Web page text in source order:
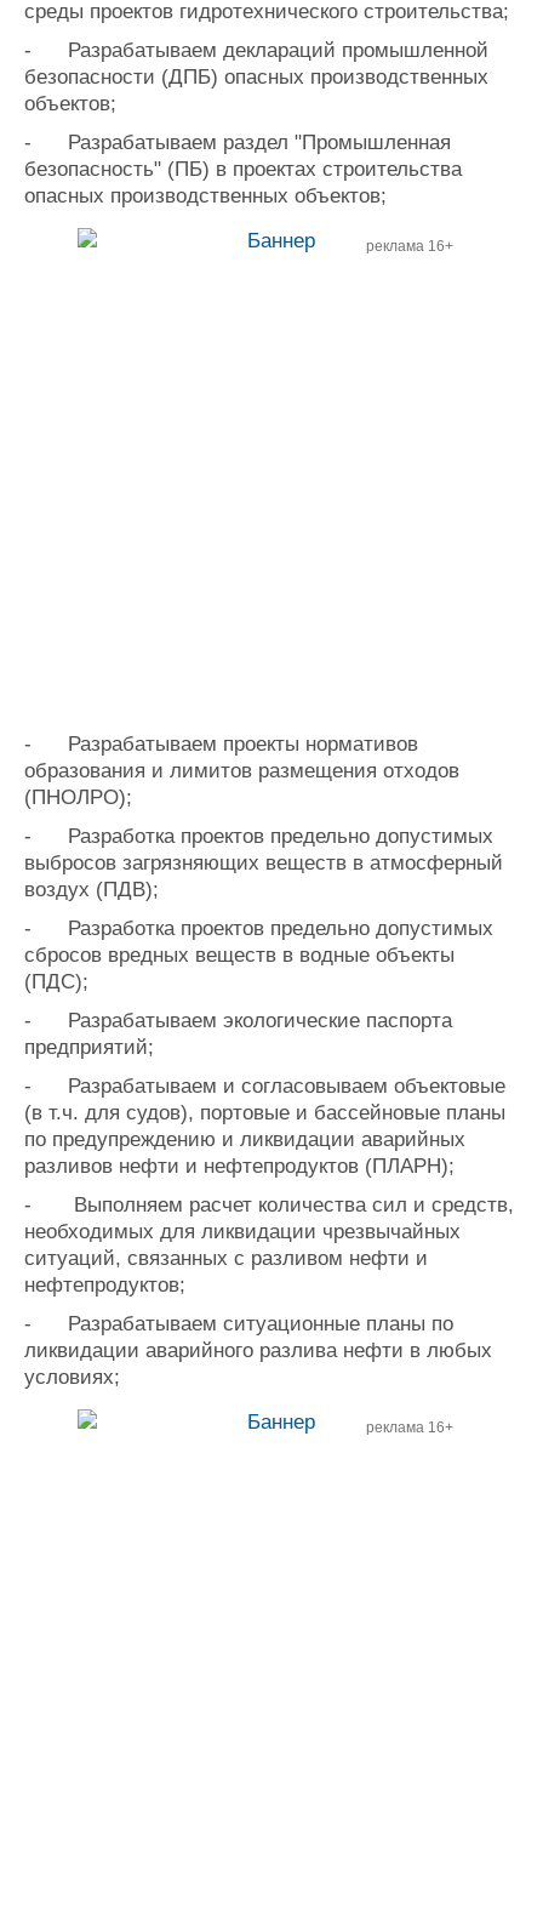
среды проектов гидротехнического строительства;
-
Разрабатываем деклараций промышленной
безопасности (ДПБ) опасных производственных
объектов;
-
Разрабатываем раздел "Промышленная
безопасность" (ПБ) в проектах строительства
опасных производственных объектов;
реклама 16+
-
Разрабатываем проекты нормативов
образования и лимитов размещения отходов
(ПНОЛРО);
-
Разработка проектов предельно допустимых
выбросов загрязняющих веществ в атмосферный
воздух (ПДВ);
-
Разработка проектов предельно допустимых
сбросов вредных веществ в водные объекты
(ПДС);
-
Разрабатываем экологические паспорта
предприятий;
-
Разрабатываем и согласовываем объектовые
(в т.ч. для судов), портовые и бассейновые планы
по предупреждению и ликвидации аварийных
разливов нефти и нефтепродуктов (ПЛАРН);
-
Выполняем расчет количества сил и средств,
необходимых для ликвидации чрезвычайных
ситуаций, связанных с разливом нефти и
нефтепродуктов;
-
Разрабатываем ситуационные планы по
ликвидации аварийного разлива нефти в любых
условиях;
реклама 16+